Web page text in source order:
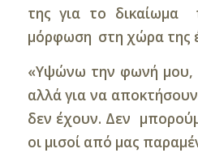
της για το δικαίωμα
μόρφωση στη χώρα της
«Υψώνω την φωνή μου,
αλλά για να
δεν έχουν. Δεν
οι μισοί από μας